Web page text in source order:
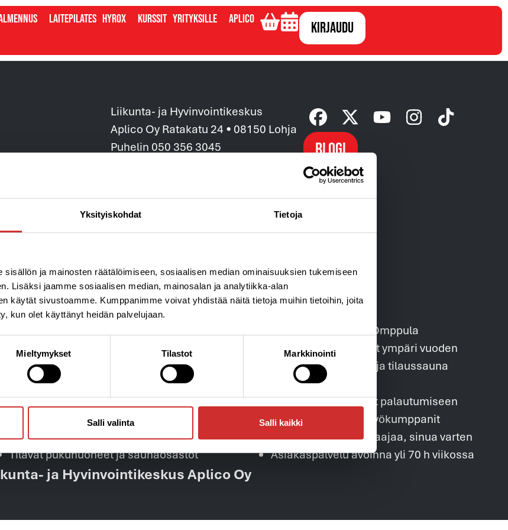
Yksityiskohdat Tietoja
sisällön ja mainosten räätälöimiseen, sosiaalisen median ominaisuuksien tukemiseen
Lisäksi jaamme sosiaalisen median, mainosalan ja analytiikka-alan
käytät sivustoamme. Kumppanimme voivat yhdistää näitä tietoja muihin tietoihin, joita
kun olet käyttänyt heidän palvelujaan.
Mieltymykset Tilastot Markkinointi
Salli valinta Salli kaikki
Laitepilates Hyrox Kurssit Yrityksille Aplico Kirjaudu
Liikunta- ja Hyvinvointikeskus
Aplico Oy Ratakatu 24 • 08150 Lohja
Puhelin 050 356 3045
Tietosuojaseloste ja arvontaehdot »
Blogi
Kuntoklubimme palvelut
AplicOnline-palvelu, josta löydät jumpat
suorana lähetyksenä tai tallenteina
Oma Personal Trainer treenaamisen tueksi
paikan päällä tai etänä
Personal Training -palvelut ja
valmennusryhmät
Tilavat pukuhuoneet ja saunaosastot
Ohjattu lapsiparkki Omppula
Kurssit ja tapahtumat ympäri vuoden
25 henkilön klubitila ja tilaussauna
InBody
e-Cabin kylmähoidot palautumiseen
Hyvinvoinnin yhteistyökumppanit
32 liikunnan moniosaajaa, sinua varten
Asiakaspalvelu avoinna yli 70 h viikossa
ja Hyvinvointikeskus Aplico Oy